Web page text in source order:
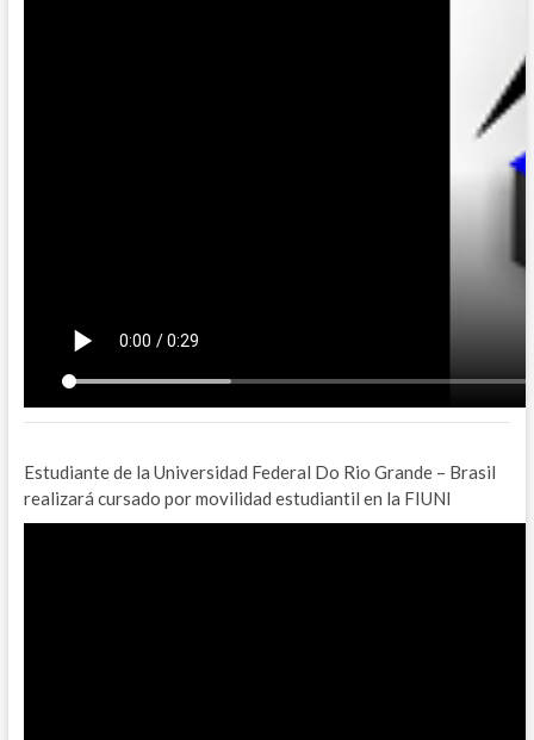
Estudiante de la Universidad Federal Do Rio Grande – Brasil
realizará cursado por movilidad estudiantil en la FIUNI